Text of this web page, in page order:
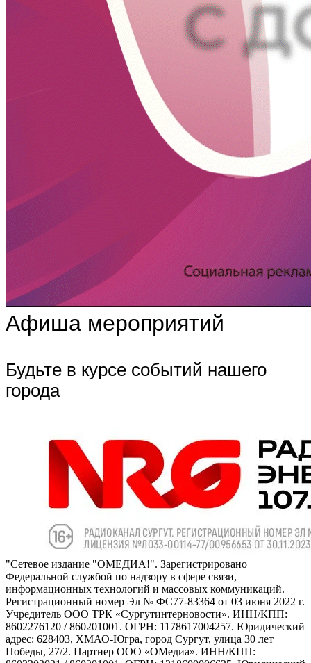
Афиша мероприятий
Будьте в курсе событий нашего
города
"Сетевое издание "ОМЕДИА!". Зарегистрировано
Федеральной службой по надзору в сфере связи,
информационных технологий и массовых коммуникаций.
Регистрационный номер Эл № ФС77-83364 от 03 июня 2022 г.
Учредитель ООО ТРК «Сургутинтерновости». ИНН/КПП:
8602276120 / 860201001. ОГРН: 1178617004257. Юридический
адрес: 628403, ХМАО-Югра, город Сургут, улица 30 лет
Победы, 27/2. Партнер ООО «ОМедиа». ИНН/КПП: